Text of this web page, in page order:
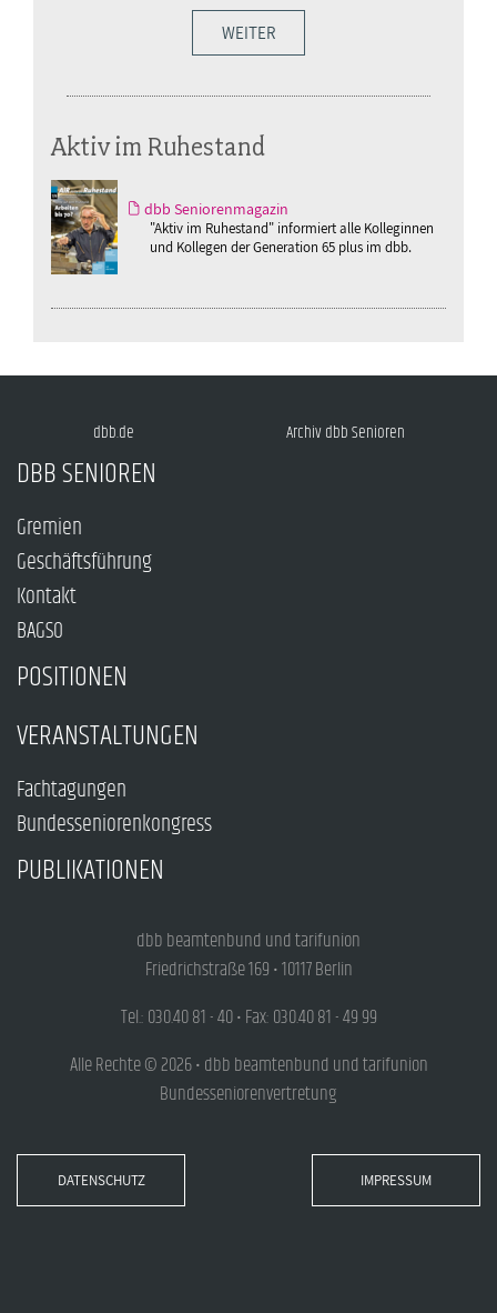
WEITER
Aktiv im Ruhestand
dbb Seniorenmagazin
"Aktiv im Ruhestand" informiert alle Kolleginnen
und Kollegen der Generation 65 plus im dbb.
dbb.de Archiv dbb Senioren
DBB SENIOREN
Gremien
Geschäftsführung
Kontakt
BAGSO
POSITIONEN
VERANSTALTUNGEN
Fachtagungen
Bundesseniorenkongress
PUBLIKATIONEN
dbb beamtenbund und tarifunion
Friedrichstraße 169 • 10117 Berlin
Tel.: 030.40 81 - 40 • Fax: 030.40 81 - 49 99
Alle Rechte © 2026 • dbb beamtenbund und tarifunion
Bundesseniorenvertretung
DATENSCHUTZ IMPRESSUM